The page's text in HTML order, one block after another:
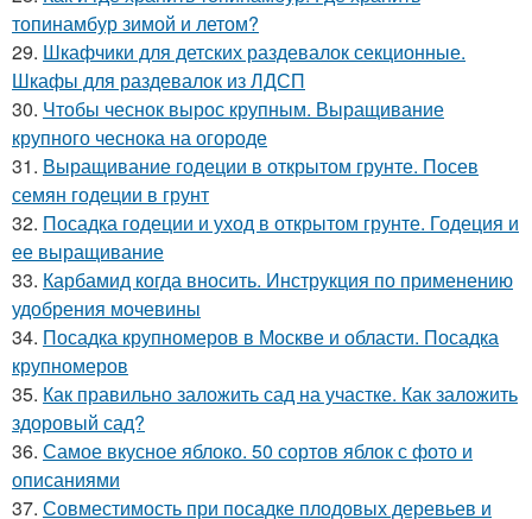
топинамбур зимой и летом?
29. Шкафчики для детских раздевалок секционные.
Шкафы для раздевалок из ЛДСП
30. Чтобы чеснок вырос крупным. Выращивание
крупного чеснока на огороде
31. Выращивание годеции в открытом грунте. Посев
семян годеции в грунт
32. Посадка годеции и уход в открытом грунте. Годеция и
ее выращивание
33. Карбамид когда вносить. Инструкция по применению
удобрения мочевины
34. Посадка крупномеров в Москве и области. Посадка
крупномеров
35. Как правильно заложить сад на участке. Как заложить
здоровый сад?
36. Самое вкусное яблоко. 50 сортов яблок с фото и
описаниями
37. Совместимость при посадке плодовых деревьев и